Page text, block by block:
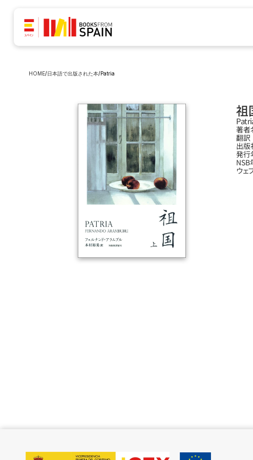
HOME/日本語で出版された本/Patria
祖
著者
翻訳
出版
発行
NSB
ウェ